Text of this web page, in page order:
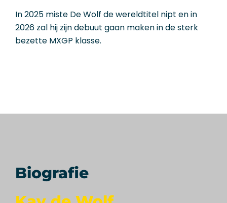
In 2025 miste De Wolf de wereldtitel nipt en in
2026 zal hij zijn debuut gaan maken in de sterk
bezette MXGP klasse.
Biografie